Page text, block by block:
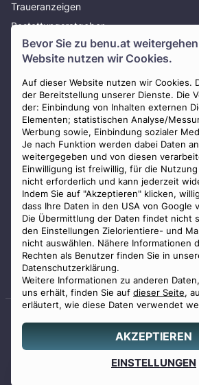
Bevor Sie zu benu.at
Website nutzen wir Cookies.
Auf dieser Website nutzen wir Cookies.
der Bereitstellung unserer Dienste. Die
der: Einbindung von Inhalten externen
Elementen; statistischen Analyse/
Werbung sowie, Einbindung sozialer
Je nach Funktion werden dabei Daten
weitergegeben und von diesen
Einwilligung ist freiwillig, für die
nicht erforderlich und kann jederzeit
Indem Sie auf "Akzeptieren" klicken,
dass Ihre Daten in den USA von Google
Die Übermittlung der Daten findet nicht
den Einstellungen Zielorientiere- und
nicht auswählen. Nähere Informationen
Rechten als Benutzer finden Sie in
Datenschutzerklärung.
Weitere Informationen zu anderen
uns erhält, finden Sie auf dieser Seite,
erläutert, wie diese Daten verwendet
AKZEPTIEREN
EINSTELLUNGEN
0800 88 44 04
Traueranzeigen
Bestattungsratgeber
Über uns
Presse
AGB
Impressum
Datenschutz
Widerrufsbelehrung
Zahlungsmöglichkeiten
Staatlich
© 2026 Benu GmbH. Alle Rechte vorbehalten.